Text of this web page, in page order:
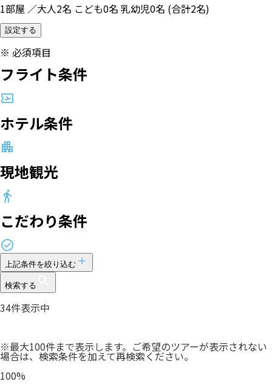
1部屋 ／大人2名 こども0名 乳幼児0名 (合計2名)
設定する
※ 必須項目
フライト条件
ホテル条件
現地観光
こだわり条件
上記条件を絞り込む
検索する
34件表示中
※最大100件まで表示します。ご希望のツアーが表示されない
場合は、検索条件を加えて再検索ください。
100%